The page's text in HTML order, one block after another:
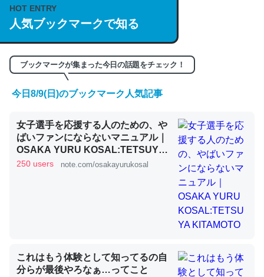
https://isobe324649.hatenablog.com/entry/2023/03/27
/064121
─GPTの仕組みと限界についての考察（１） - conceptualization
くらい。小説でいう「ずっと前の伏線」は回収されないけ
ど、短期記憶というには多い分量。進化すればするほど分
かりやすく強くなりそう
─GPTの仕組みと限界についての考察（１） - conceptualization
昆虫ってカルシウム少ないのか。知らんかった。調べたら
コオロギのカルシウム分はエビの600分の1程度。
HOT ENTRY
人気ブックマークで知る
ブックマークが集まった今日の話題をチェック！
今日8/9(日)のブックマーク人気記事
女子選手を応援する人のための、や
ばいファンにならないマニュアル｜
OSAKA YURU KOSAL:TETSUYA
KITAMOTO
250 users note.com/osakayurukosal
これはもう体験として知ってるの自
分らが最後やろなぁ…ってこと